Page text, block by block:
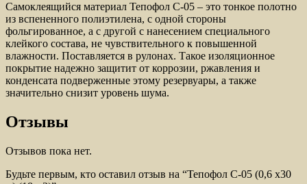
Самоклеящийся материал Тепофол С-05 – это тонкое полотно
из вспененного полиэтилена, с одной стороны
фольгированное, а с другой с нанесением специального
клейкого состава, не чувствительного к повышенной
влажности. Поставляется в рулонах. Такое изоляционное
покрытие надежно защитит от коррозии, ржавления и
конденсата подверженные этому резервуары, а также
значительно снизит уровень шума.
Отзывы
Отзывов пока нет.
Будьте первым, кто оставил отзыв на “Тепофол С-05 (0,6 х30